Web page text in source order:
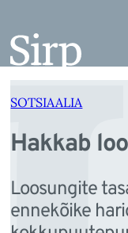
juurde
SOTSIAALIA
Hakkab
Loosungite
ennekõike